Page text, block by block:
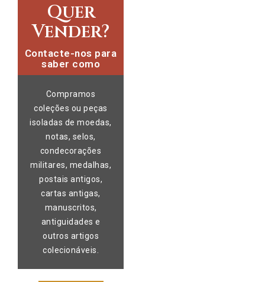
Quer
Vender?
Contacte-nos para
saber como
Compramos
coleções ou peças
isoladas de moedas,
notas, selos,
condecorações
militares, medalhas,
postais antigos,
cartas antigas,
manuscritos,
antiguidades e
outros artigos
colecionáveis.